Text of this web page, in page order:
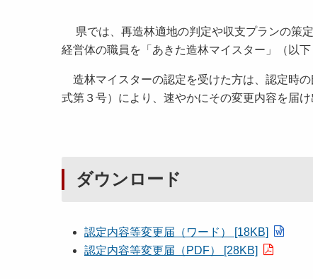
県では、再造林適地の判定や収支プランの策
経営体の職員を「あきた造林マイスター」（以
造林マイスターの認定を受けた方は、認定時
式第３号）により、速やかにその変更内容を届け
ダウンロード
認定内容等変更届（ワード） [18KB]
認定内容等変更届（PDF） [28KB]